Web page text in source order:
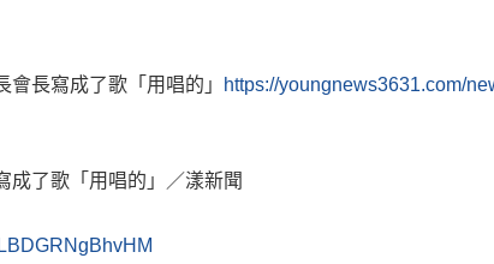
長寫成了歌「用唱的」
https://youngnews3631.com/
成了歌「用唱的」／漾新聞